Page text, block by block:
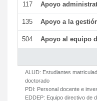
117 Apoyo
135 Apoyo a la
504 Apoyo al equipo
ALUD: Estudiantes
doctorado
PDI: Personal docente e
EDDEP: Equipo directivo de